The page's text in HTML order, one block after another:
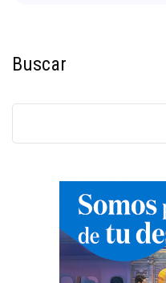
Buscar